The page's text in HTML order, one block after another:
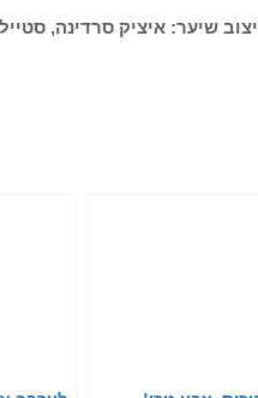
שיער: איציק סרדינה,